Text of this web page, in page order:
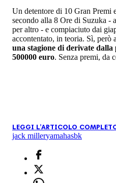
Un detentore di 10 Gran Premi
secondo alla 8 Ore di Suzuka -
per altro - e compiaciuto dai
accontentato, in teoria. Sì, però
una stagione di derivate
500000 euro. Senza premi, da
LEGGI L'ARTICOLO
jack milleryamahasbk